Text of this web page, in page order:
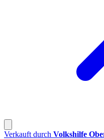
Verkauft durch Volkshilfe